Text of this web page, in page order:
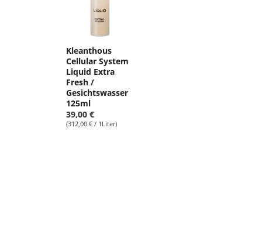
Kleanthous
Cellular System
Liquid Extra
Fresh /
Gesichtswasser
125ml
39,00 €
(312,00 € / 1Liter)